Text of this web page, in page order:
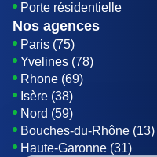
Porte résidentielle
Nos agences
Paris (75)
Yvelines (78)
Rhone (69)
Isère (38)
Nord (59)
Bouches-du-Rhône (13)
Haute-Garonne (31)